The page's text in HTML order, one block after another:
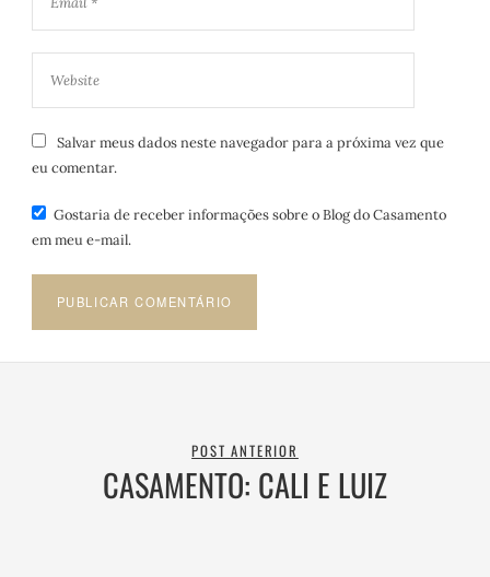
Salvar meus dados neste navegador para a próxima vez que
eu comentar.
Gostaria de receber informações sobre o Blog do Casamento
em meu e-mail.
POST ANTERIOR
CASAMENTO: CALI E LUIZ